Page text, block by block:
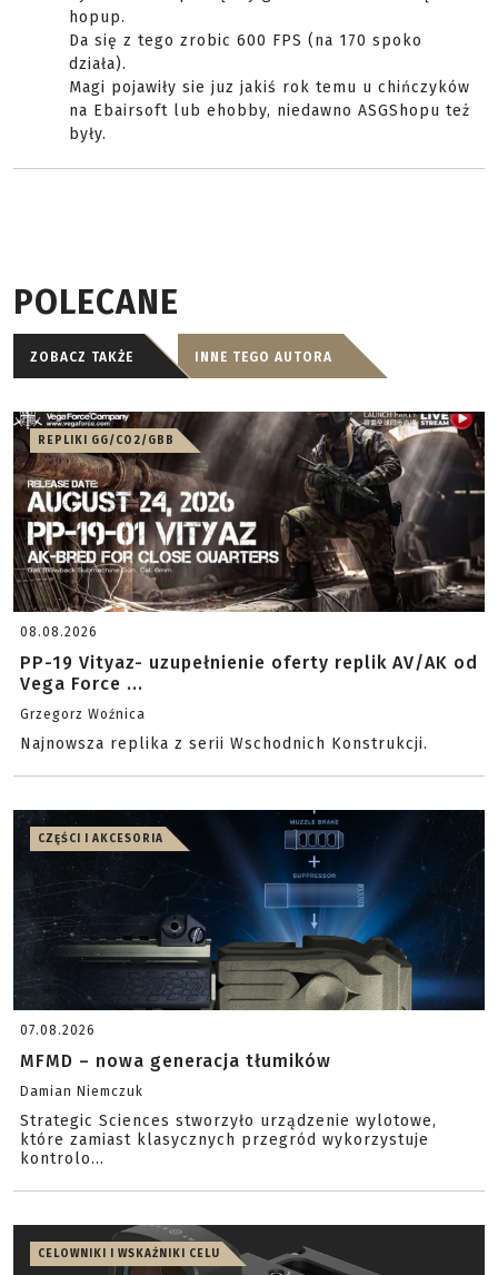
hopup.
Da się z tego zrobic 600 FPS (na 170 spoko
działa).
Magi pojawiły sie juz jakiś rok temu u chińczyków
na Ebairsoft lub ehobby, niedawno ASGShopu też
były.
POLECANE
ZOBACZ TAKŻE INNE TEGO AUTORA
REPLIKI GG/CO2/GBB
08.08.2026
PP-19 Vityaz- uzupełnienie oferty replik AV/AK od
Vega Force ...
Grzegorz Woźnica
Najnowsza replika z serii Wschodnich Konstrukcji.
CZĘŚCI I AKCESORIA
07.08.2026
MFMD – nowa generacja tłumików
Damian Niemczuk
Strategic Sciences stworzyło urządzenie wylotowe,
które zamiast klasycznych przegród wykorzystuje
kontrolo...
CELOWNIKI I WSKAŹNIKI CELU